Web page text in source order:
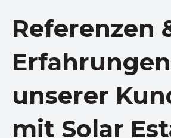
Referenzen
Erfahrungen
unserer
mit Solar